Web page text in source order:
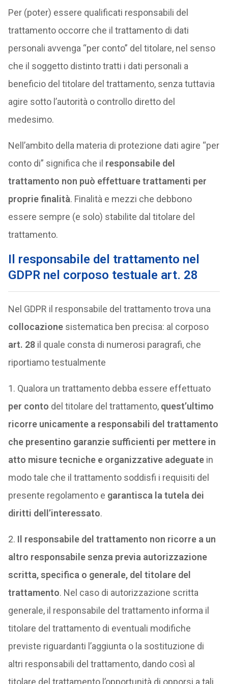
Per (poter) essere qualificati responsabili del
trattamento occorre che il trattamento di dati
personali avvenga “per conto” del titolare, nel senso
che il soggetto distinto tratti i dati personali a
beneficio del titolare del trattamento, senza tuttavia
agire sotto l’autorità o controllo diretto del
medesimo.
Nell’ambito della materia di protezione dati agire “per
conto di” significa che il responsabile del
trattamento non può effettuare trattamenti per
proprie finalità. Finalità e mezzi che debbono
essere sempre (e solo) stabilite dal titolare del
trattamento.
Il responsabile del trattamento nel
GDPR nel corposo testuale art. 28
Nel GDPR il responsabile del trattamento trova una
collocazionesistematica ben precisa: al corposo
art. 28il quale consta di numerosi paragrafi, che
riportiamo testualmente
1. Qualora un trattamento debba essere effettuato
per conto del titolare del trattamento, quest’ultimo
ricorre unicamente a responsabili del trattamento
che presentino garanzie sufficienti per mettere in
atto misure tecniche e organizzative adeguate in
modo tale che il trattamento soddisfi i requisiti del
presente regolamento e garantisca la tutela dei
diritti dell’interessato.
2. Il responsabile del trattamento non ricorre a un
altro responsabile senza previa autorizzazione
scritta, specifica o generale, del titolare del
trattamento. Nel caso di autorizzazione scritta
generale, il responsabile del trattamento informa il
titolare del trattamento di eventuali modifiche
previste riguardanti l’aggiunta o la sostituzione di
altri responsabili del trattamento, dando così al
titolare del trattamento l’opportunità di opporsi a tali